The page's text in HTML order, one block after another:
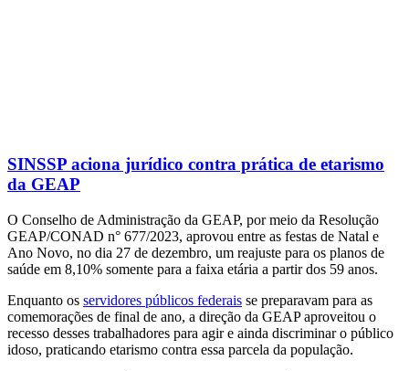
SINSSP aciona jurídico contra prática de etarismo
da GEAP
O Conselho de Administração da GEAP, por meio da Resolução
GEAP/CONAD n° 677/2023, aprovou entre as festas de Natal e
Ano Novo, no dia 27 de dezembro, um reajuste para os planos de
saúde em 8,10% somente para a faixa etária a partir dos 59 anos.
Enquanto os servidores públicos federais se preparavam para as
comemorações de final de ano, a direção da GEAP aproveitou o
recesso desses trabalhadores para agir e ainda discriminar o público
idoso, praticando etarismo contra essa parcela da população.